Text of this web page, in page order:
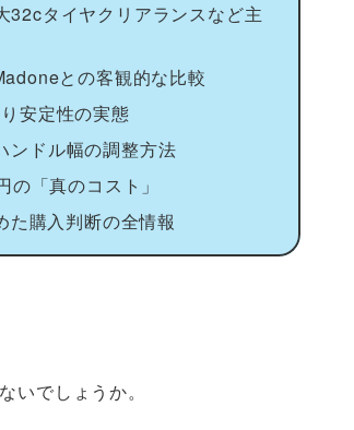
タイヤクリアランスなど主
との客観的な比較
安定性の実態
ンドル幅の調整方法
「真のコスト」
た購入判断の全情報
いでしょうか。